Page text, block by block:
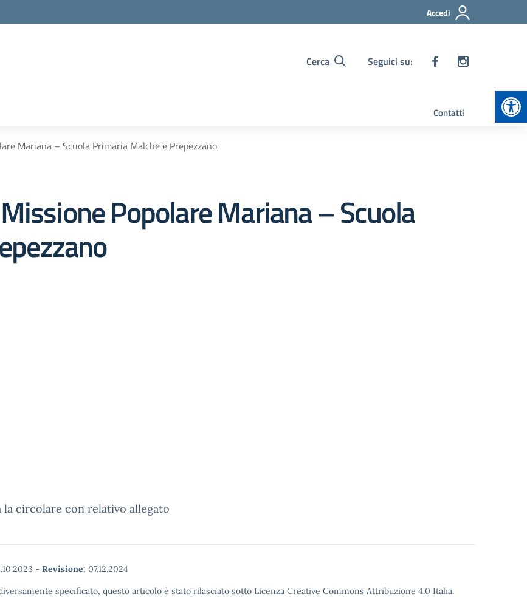
Accedi
Cerca Seguici su:
Contatti
Mariana – Scuola Primaria Malche e Prepezzano
Popolare Mariana – Scuola
la circolare con relativo allegato
- Revisione: 07.12.2024
specificato, questo articolo è stato rilasciato sotto Licenza Creative Commons Attribuzione 4.0 Italia.